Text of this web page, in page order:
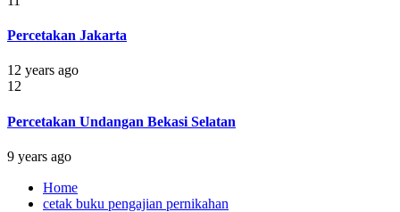
Percetakan Jakarta
12 years ago
12
Percetakan Undangan Bekasi Selatan
9 years ago
Home
cetak buku pengajian pernikahan